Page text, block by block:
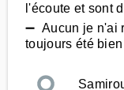
l'écoute et sont
➖ Aucun je n'ai
toujours été